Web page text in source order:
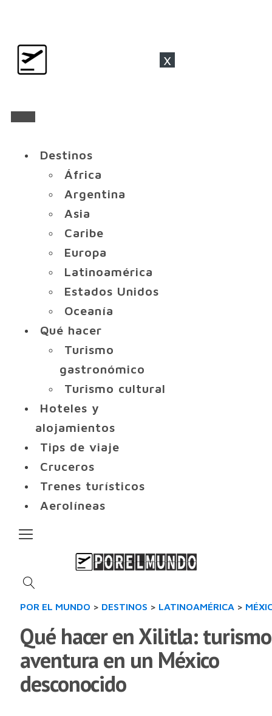
x
Destinos
África
Argentina
Asia
Caribe
Europa
Latinoamérica
Estados Unidos
Oceanía
Qué hacer
Turismo
gastronómico
Turismo cultural
Hoteles y
alojamientos
Tips de viaje
Cruceros
Trenes turísticos
Aerolíneas
POR EL MUNDO > DESTINOS > LATINOAMÉRICA >
Qué hacer en Xilitla: turismo
aventura en un México
desconocido